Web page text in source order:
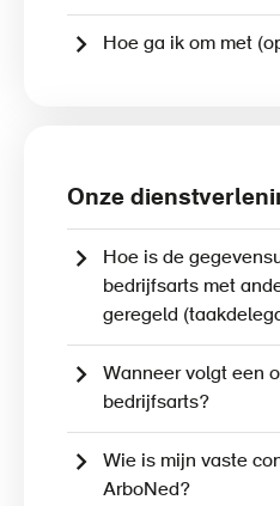
Hoe ga ik om met
Onze
Hoe is de
bedrijfsarts met
geregeld
Wanneer volgt een
bedrijfsarts?
Wie is mijn vaste
ArboNed?